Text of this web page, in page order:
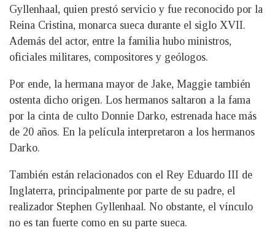
Gyllenhaal, quien prestó servicio y fue reconocido por la
Reina Cristina, monarca sueca durante el siglo XVII.
Además del actor, entre la familia hubo ministros,
oficiales militares, compositores y geólogos.
Por ende, la hermana mayor de Jake, Maggie también
ostenta dicho origen. Los hermanos saltaron a la fama
por la cinta de culto Donnie Darko, estrenada hace más
de 20 años. En la película interpretaron a los hermanos
Darko.
También están relacionados con el Rey Eduardo III de
Inglaterra, principalmente por parte de su padre, el
realizador Stephen Gyllenhaal. No obstante, el vínculo
no es tan fuerte como en su parte sueca.